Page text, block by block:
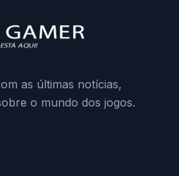
do preload,
não autorizados
as últimas notícias,
o mundo dos jogos.